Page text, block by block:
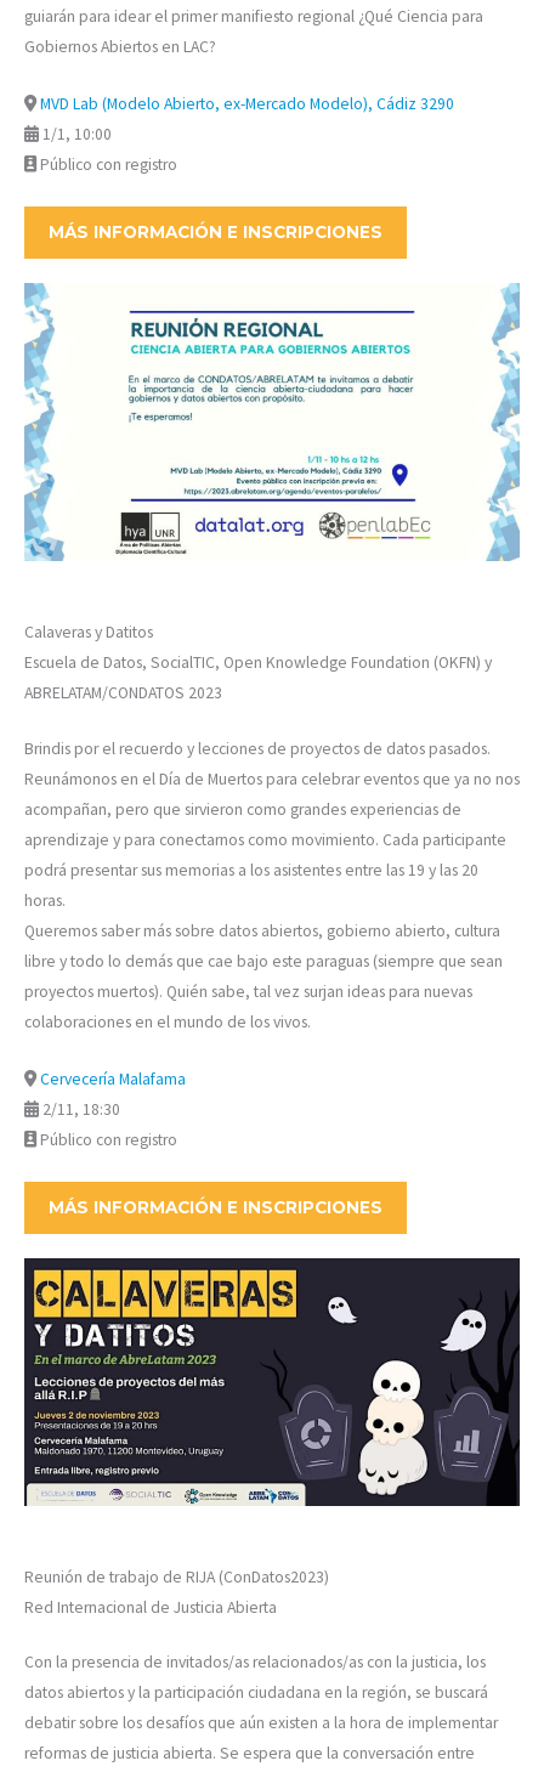
guiarán para idear el primer manifiesto regional ¿Qué Ciencia para
Gobiernos Abiertos en LAC?
MVD Lab (Modelo Abierto, ex-Mercado Modelo), Cádiz 3290
1/1, 10:00
Público con registro
MÁS INFORMACIÓN E INSCRIPCIONES
Calaveras y Datitos
Escuela de Datos, SocialTIC, Open Knowledge Foundation (OKFN) y
ABRELATAM/CONDATOS 2023
Brindis por el recuerdo y lecciones de proyectos de datos pasados.
Reunámonos en el Día de Muertos para celebrar eventos que ya no nos
acompañan, pero que sirvieron como grandes experiencias de
aprendizaje y para conectarnos como movimiento. Cada participante
podrá presentar sus memorias a los asistentes entre las 19 y las 20
horas.
Queremos saber más sobre datos abiertos, gobierno abierto, cultura
libre y todo lo demás que cae bajo este paraguas (siempre que sean
proyectos muertos). Quién sabe, tal vez surjan ideas para nuevas
colaboraciones en el mundo de los vivos.
Cervecería Malafama
2/11, 18:30
Público con registro
MÁS INFORMACIÓN E INSCRIPCIONES
Reunión de trabajo de RIJA (ConDatos2023)
Red Internacional de Justicia Abierta
Con la presencia de invitados/as relacionados/as con la justicia, los
datos abiertos y la participación ciudadana en la región, se buscará
debatir sobre los desafíos que aún existen a la hora de implementar
reformas de justicia abierta. Se espera que la conversación entre